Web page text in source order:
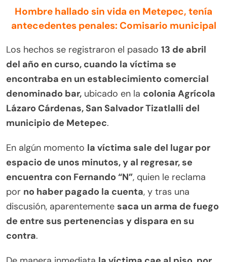
Hombre hallado sin vida en Metepec, tenía
antecedentes penales: Comisario municipal
Los hechos se registraron el pasado 13 de abril
del año en curso, cuando la víctima se
encontraba en un establecimiento comercial
denominado bar, ubicado en la colonia Agrícola
Lázaro Cárdenas, San Salvador Tizatlalli del
municipio de Metepec.
En algún momento la víctima sale del lugar por
espacio de unos minutos, y al regresar, se
encuentra con Fernando “N”, quien le reclama
por no haber pagado la cuenta, y tras una
discusión, aparentemente saca un arma de fuego
de entre sus pertenencias y dispara en su
contra.